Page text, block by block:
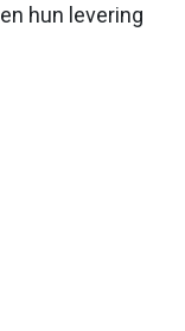
hun levering